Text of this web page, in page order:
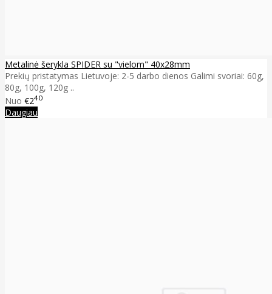
Metalinė šerykla SPIDER su "vielom" 40x28mm
Prekių pristatymas Lietuvoje: 2-5 darbo dienos Galimi svoriai: 60g,
80g, 100g, 120g ..
Nuo €240
Daugiau